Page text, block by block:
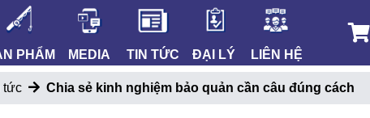
PHẨM MEDIA TIN TỨC ĐẠI LÝ LIÊN HỆ
tức Chia sẻ kinh nghiệm bảo quản cần câu đúng cách